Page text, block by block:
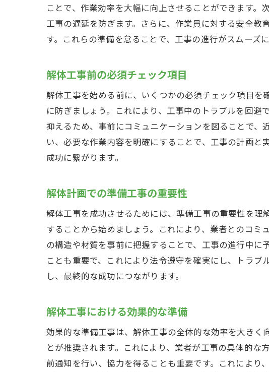
解
準
解
ことで、作業効率を大幅に向上させることができます
工事の遅延を防ぎます。さらに、作業員に対する安全
す。これらの準備を怠ることで、工事の進行がスムーズ
解体工事前の必須チェック項目
解体工事を始める前に、いくつかの必須チェック項目
に防ぎましょう。これにより、工事中のトラブルを回
抑えるため、事前にコミュニケーションを図ることで
い、必要な作業内容を明確にすることで、工事の計画
成功に繋がります。
解体計画での準備工事の重要性
解体工事を成功させるためには、準備工事の重要性を
することから始めましょう。これにより、業者とのコ
の構造や材質を事前に把握することで、工事の進行中に
ことも重要で、これにより法令遵守を確実にし、トラ
し、最終的な成功につながります。
解体工事における効果的な準備
効果的な準備工事は、解体工事の全体的な効率を大き
とが推奨されます。これにより、業者が工事の具体的
前通知を行い、協力を得ることも重要です。これによ